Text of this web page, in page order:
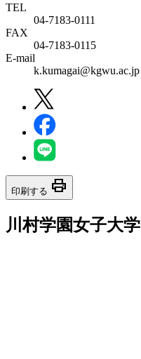
TEL
04-7183-0111
FAX
04-7183-0115
E-mail
k.kumagai@kgwu.ac.jp
印刷する print
川村学園女子大学